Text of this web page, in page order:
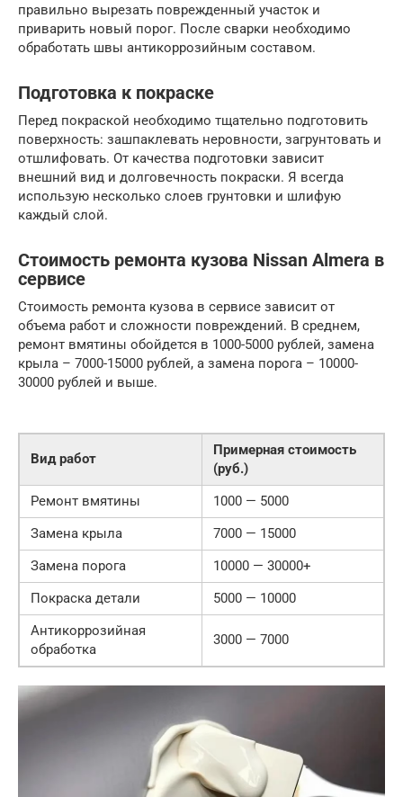
правильно вырезать поврежденный участок и
приварить новый порог. После сварки необходимо
обработать швы антикоррозийным составом.
Подготовка к покраске
Перед покраской необходимо тщательно подготовить
поверхность: зашпаклевать неровности, загрунтовать и
отшлифовать. От качества подготовки зависит
внешний вид и долговечность покраски. Я всегда
использую несколько слоев грунтовки и шлифую
каждый слой.
Стоимость ремонта кузова Nissan Almera в
сервисе
Стоимость ремонта кузова в сервисе зависит от
объема работ и сложности повреждений. В среднем,
ремонт вмятины обойдется в 1000-5000 рублей, замена
крыла – 7000-15000 рублей, а замена порога – 10000-
30000 рублей и выше.
Вид работ
Примерная стоимость
(руб.)
Ремонт вмятины
1000 — 5000
Замена крыла
7000 — 15000
Замена порога
10000 — 30000+
Покраска детали
5000 — 10000
Антикоррозийная
обработка
3000 — 7000